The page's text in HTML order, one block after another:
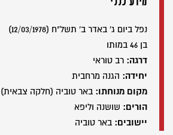
נפל ביום ג' באדר ב' תשל"ח (12/03/1978)
בן 46 במותו
דרגה: רב טוראי
יחידה: הגנה מרחבית
מקום מנוחתו: באר טוביה (חלקה צבאית)
הורים: שושנה וליפא
יישובים: באר טוביה